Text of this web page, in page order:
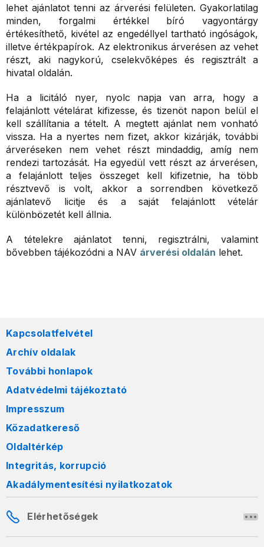
lehet ajánlatot tenni az árverési felületen. Gyakorlatilag
minden, forgalmi értékkel bíró vagyontárgy
értékesíthető, kivétel az engedéllyel tartható ingóságok,
illetve értékpapírok. Az elektronikus árverésen az vehet
részt, aki nagykorú, cselekvőképes és regisztrált a
hivatal oldalán.
Ha a licitáló nyer, nyolc napja van arra, hogy a
felajánlott vételárat kifizesse, és tizenöt napon belül el
kell szállítania a tételt. A megtett ajánlat nem vonható
vissza. Ha a nyertes nem fizet, akkor kizárják, további
árveréseken nem vehet részt mindaddig, amíg nem
rendezi tartozását. Ha egyedül vett részt az árverésen,
a felajánlott teljes összeget kell kifizetnie, ha több
résztvevő is volt, akkor a sorrendben következő
ajánlatevő licitje és a saját felajánlott vételár
különbözetét kell állnia.
A tételekre ajánlatot tenni, regisztrálni, valamint
bővebben tájékozódni a NAV árverési oldalán lehet.
Kapcsolatfelvétel
Archív oldalak
További honlapok
Adatvédelmi tájékoztató
Impresszum
Közadatkereső
Oldaltérkép
Integritás, korrupció
Akadálymentesítési nyilatkozatok
Elérhetőségek